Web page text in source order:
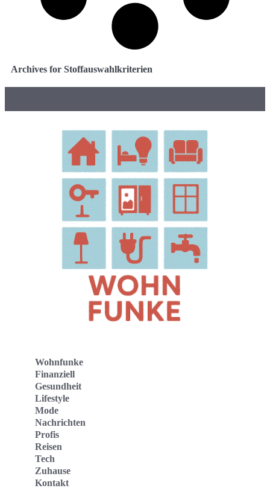
Archives for Stoffauswahlkriterien
Wohnfunke
Finanziell
Gesundheit
Lifestyle
Mode
Nachrichten
Profis
Reisen
Tech
Zuhause
Kontakt